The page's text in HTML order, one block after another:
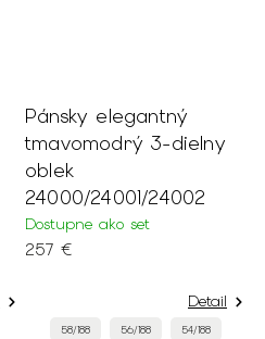
Pánsky elegantný
tmavomodrý 3-dielny
oblek
24000/24001/24002
Dostupne ako set
257 €
Detail
58/188 56/188 54/188